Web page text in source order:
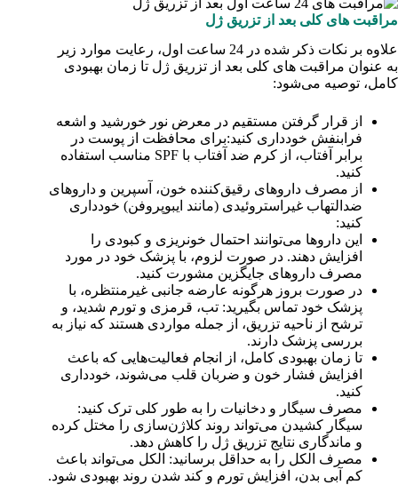
مراقبت های کلی بعد از تزریق ژل
علاوه بر نکات ذکر شده در 24 ساعت اول، رعایت موارد زیر
به عنوان مراقبت های کلی بعد از تزریق ژل تا زمان بهبودی
کامل، توصیه می‌شود:
از قرار گرفتن مستقیم در معرض نور خورشید و اشعه
فرابنفش خودداری کنید:برای محافظت از پوست در
برابر آفتاب، از کرم ضد آفتاب با SPF مناسب استفاده
کنید.
از مصرف داروهای رقیق‌کننده خون، آسپرین و داروهای
ضدالتهاب غیراستروئیدی (مانند ایبوپروفن) خودداری
کنید:
این داروها می‌توانند احتمال خونریزی و کبودی را
افزایش دهند. در صورت لزوم، با پزشک خود در مورد
مصرف داروهای جایگزین مشورت کنید.
در صورت بروز هرگونه عارضه جانبی غیرمنتظره، با
پزشک خود تماس بگیرید: تب، قرمزی و تورم شدید، و
ترشح از ناحیه تزریق، از جمله مواردی هستند که نیاز به
بررسی پزشک دارند.
تا زمان بهبودی کامل، از انجام فعالیت‌هایی که باعث
افزایش فشار خون و ضربان قلب می‌شوند، خودداری
کنید.
مصرف سیگار و دخانیات را به طور کلی ترک کنید:
سیگار کشیدن می‌تواند روند کلاژن‌سازی را مختل کرده
و ماندگاری نتایج تزریق ژل را کاهش دهد.
مصرف الکل را به حداقل برسانید: الکل می‌تواند باعث
کم آبی بدن، افزایش تورم و کند شدن روند بهبودی شود.